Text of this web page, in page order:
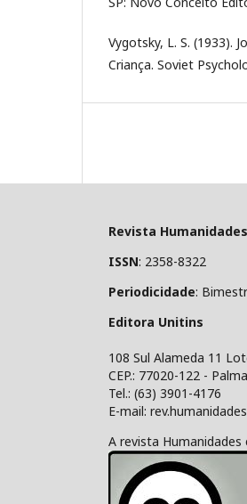
Vygotsky, L. S. (1933).
Criança. Soviet
Revista
ISSN: 2358-8322
Periodicidade:
Editora Unitins
108 Sul Alameda 11
CEP.: 77020-122 -
Tel.: (63) 3901-4176
E-mail:
A revista